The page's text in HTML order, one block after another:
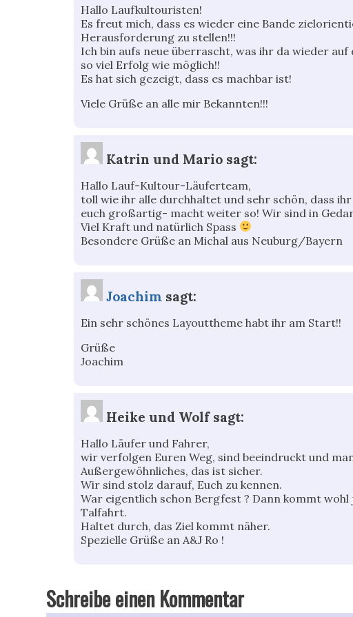
Hallo Laufkultouristen!
Es freut mich, dass es wieder eine Bande
Herausforderung zu stellen!!!
Ich bin aufs neue überrascht, was ihr da wieder
so viel Erfolg wie möglich!!
Es hat sich gezeigt, dass es machbar ist!
Viele Grüße an alle mir Bekannten!!!
Katrin und Mario sagt:
Hallo Lauf-Kultour-Läuferteam,
toll wie ihr alle durchhaltet und sehr schön, dass
euch großartig- macht weiter so! Wir sind in
Viel Kraft und natürlich Spass
Besondere Grüße an Michal aus Neuburg/Bayern
Joachim sagt:
Ein sehr schönes Layouttheme habt ihr am Start!!
Grüße
Joachim
Heike und Wolf sagt:
Hallo Läufer und Fahrer,
wir verfolgen Euren Weg, sind beeindruckt und
Außergewöhnliches, das ist sicher.
Wir sind stolz darauf, Euch zu kennen.
War eigentlich schon Bergfest ? Dann kommt
Talfahrt.
Haltet durch, das Ziel kommt näher.
Spezielle Grüße an A&J Ro !
Schreibe einen Kommentar